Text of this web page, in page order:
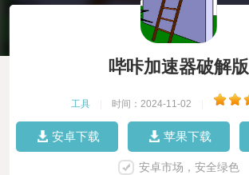
哔咔加速器破解版
工具 时间：2024-11-02
安卓下载 苹果下载
安卓市场，安全绿色